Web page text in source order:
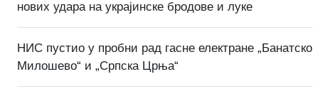
нових удара на украјинске бродове и луке
НИС пустио у пробни рад гасне електране „Банатско
Милошево“ и „Српска Црња“